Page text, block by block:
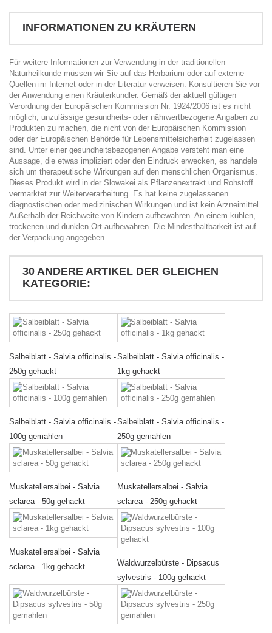
INFORMATIONEN ZU KRÄUTERN
Für weitere Informationen zur Verwendung in der traditionellen
Naturheilkunde müssen wir Sie auf das Herbarium oder auf externe
Quellen im Internet oder in der Literatur verweisen. Konsultieren Sie vor
der Anwendung einen Kräuterkundler. Gemäß der aktuell gültigen
Verordnung der Europäischen Kommission Nr. 1924/2006 ist es nicht
möglich, unzulässige gesundheits- oder nährwertbezogene Angaben zu
Produkten zu machen, die nicht von der Europäischen Kommission
oder der Europäischen Behörde für Lebensmittelsicherheit zugelassen
sind. Unter einer gesundheitsbezogenen Angabe versteht man eine
Aussage, die etwas impliziert oder den Eindruck erwecken, es handele
sich um therapeutische Wirkungen auf den menschlichen Organismus.
Dieses Produkt wird in der Slowakei als Pflanzenextrakt und Rohstoff
vermarktet zur Weiterverarbeitung. Es hat keine zugelassenen
diagnostischen oder medizinischen Wirkungen und ist kein Arzneimittel.
Außerhalb der Reichweite von Kindern aufbewahren. An einem kühlen,
trockenen und dunklen Ort aufbewahren. Die Mindesthaltbarkeit ist auf
der Verpackung angegeben.
30 ANDERE ARTIKEL DER GLEICHEN
KATEGORIE:
Salbeiblatt - Salvia officinalis -
250g gehackt
Salbeiblatt - Salvia officinalis -
1kg gehackt
Salbeiblatt - Salvia officinalis -
100g gemahlen
Salbeiblatt - Salvia officinalis -
250g gemahlen
Muskatellersalbei - Salvia
sclarea - 50g gehackt
Muskatellersalbei - Salvia
sclarea - 250g gehackt
Muskatellersalbei - Salvia
sclarea - 1kg gehackt
Waldwurzelbürste - Dipsacus
sylvestris - 100g gehackt